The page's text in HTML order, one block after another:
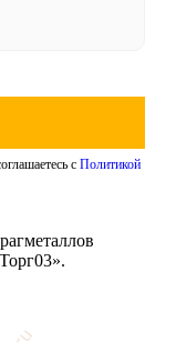
с Политикой